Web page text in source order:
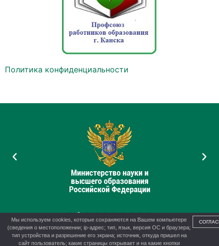
Политика конфиденциальности
Мы используем cookies, которые сохраняются на Вашем компьютере
(сведения о местоположении; ip-адрес; тип, язык, версия ОС и браузера;
тип устройства и разрешение его экрана; источник, откуда пришел на
сайт пользователь; какие страницы открывает и на какие кнопки